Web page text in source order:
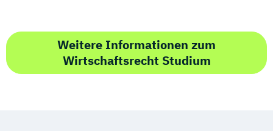
Weitere Informationen zum
Wirtschaftsrecht Studium